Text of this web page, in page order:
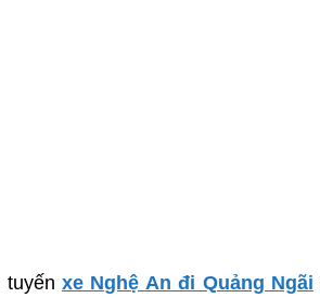
tuyến xe Nghệ An đi Quảng Ngãi